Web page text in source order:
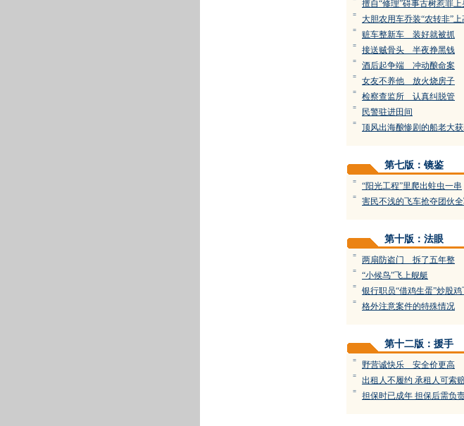
擅自“修理”碍事古树惹罪上
= 大胆农用车乔装“农转非”上
= 赃车整新车 装好就被抓
= 接送贼骨头 半夜挣黑钱
= 酒后起争端 冲动酿命案
= 女友不养他 放火烧房子
= 检察查监所 认真纠脱管
= 民警驻进田间
= 顶风出海酿惨剧的船老大
第七版：镜鉴
= “阳光工程”里爬出蛀虫一串
= 害民不浅的飞车抢夺团伙
第十版：法眼
= 两扇防盗门 拆了五年整
= “小候鸟”飞上舰艇
= 银行职员“借鸡生蛋”炒股
= 格外注意案件的特殊情况
第十二版：援手
= 野营诚快乐 安全价更高
= 出租人不履约 承租人可索
= 担保时已成年 担保后需负